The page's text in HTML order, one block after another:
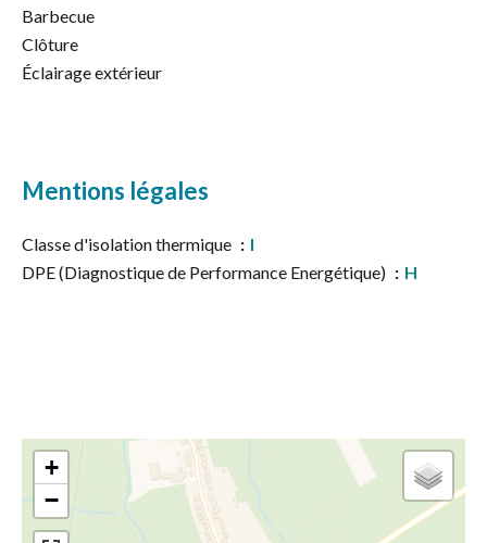
Barbecue
Clôture
Éclairage extérieur
Mentions légales
Classe d'isolation thermique
I
DPE (Diagnostique de Performance Energétique)
H
+
−